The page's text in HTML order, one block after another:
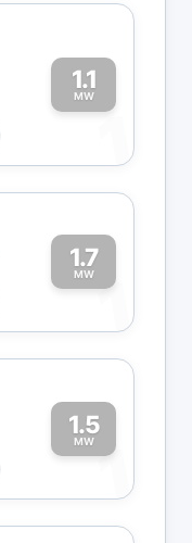
1.1
MW
1
1.7
MW1
1.5
MW1